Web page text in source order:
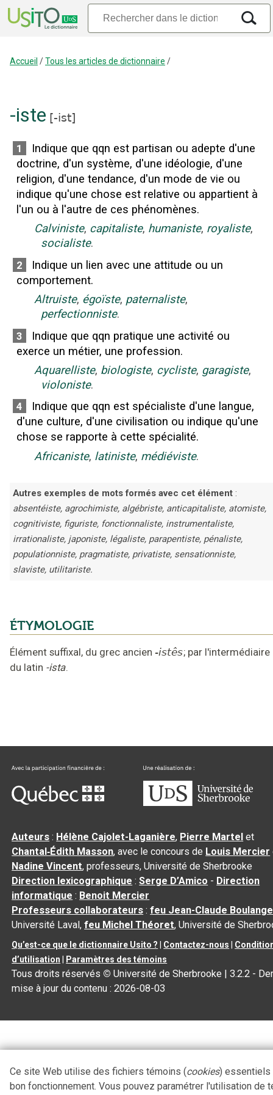
Accueil /Tous les articles de dictionnaire /
-iste [-ist]
1
Indique que qqn est partisan ou adepte d'une
doctrine, d'un système, d'une idéologie, d'une
religion, d'une tendance, d'un mode de vie ou
indique qu'une chose est relative ou appartient à
l'un ou à l'autre de ces phénomènes.
Calviniste, capitaliste, humaniste, royaliste,
socialiste.
2
Indique un lien avec une attitude ou un
comportement.
Altruiste, égoïste, paternaliste,
perfectionniste.
3
Indique que qqn pratique une activité ou
exerce un métier, une profession.
Aquarelliste, biologiste, cycliste, garagiste,
violoniste.
4
Indique que qqn est spécialiste d'une langue,
d'une culture, d'une civilisation ou indique qu'une
chose se rapporte à cette spécialité.
Africaniste, latiniste, médiéviste.
Autres exemples de mots formés avec cet élément :
absentéiste, agrochimiste, algébriste, anticapitaliste, atomiste,
cognitiviste, figuriste, fonctionnaliste, instrumentaliste,
irrationaliste, japoniste, légaliste, parapentiste, pénaliste,
populationniste, pragmatiste, privatiste, sensationniste,
slaviste, utilitariste.
ÉTYMOLOGIE
Élément suffixal, du grec ancien -istês; par l'intermédiaire
du latin -ista.
Auteurs : Hélène Cajolet-Laganière, Pierre Martel et
Chantal‑Édith Masson, avec le concours de Louis Mercier
Nadine Vincent, professeurs, Université de Sherbrooke
Direction lexicographique :Serge D’Amico - Direction
informatique : Benoit Mercier
Professeurs collaborateurs :feu Jean-Claude
Université Laval,feu Michel Théoret, Université de
Qu’est-ce que le dictionnaire Usito ? Contactez-nous
d’utilisation
Paramètres des témoins
Tous droits réservés © Université de Sherbrooke |3.2.2 -
mise à jour du contenu :2026-08-03
Ce site Web utilise des fichiers témoins (cookies) essentiels
bon fonctionnement. Vous pouvez paramétrer l'utilisation de